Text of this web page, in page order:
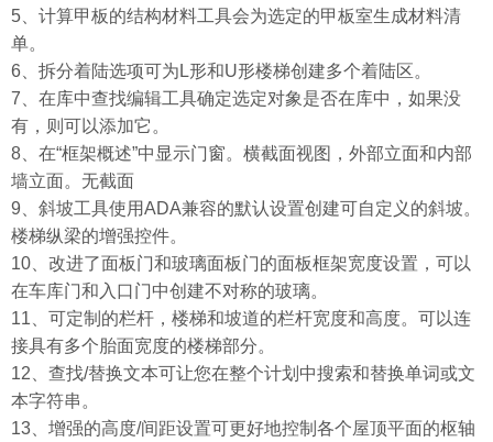
5、计算甲板的结构材料工具会为选定的甲板室生成材料清
单。
6、拆分着陆选项可为L形和U形楼梯创建多个着陆区。
7、在库中查找编辑工具确定选定对象是否在库中，如果没
有，则可以添加它。
8、在“框架概述”中显示门窗。横截面视图，外部立面和内部
墙立面。无截面
9、斜坡工具使用ADA兼容的默认设置创建可自定义的斜坡。
楼梯纵梁的增强控件。
10、改进了面板门和玻璃面板门的面板框架宽度设置，可以
在车库门和入口门中创建不对称的玻璃。
11、可定制的栏杆，楼梯和坡道的栏杆宽度和高度。可以连
接具有多个胎面宽度的楼梯部分。
12、查找/替换文本可让您在整个计划中搜索和替换单词或文
本字符串。
13、增强的高度/间距设置可更好地控制各个屋顶平面的枢轴